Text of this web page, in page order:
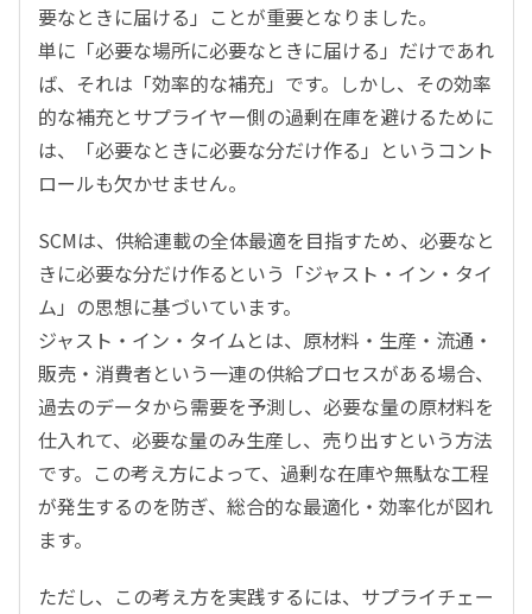
要なときに届ける」ことが重要となりました。
単に「必要な場所に必要なときに届ける」だけであれ
ば、それは「効率的な補充」です。しかし、その効率
的な補充とサプライヤー側の過剰在庫を避けるために
は、「必要なときに必要な分だけ作る」というコント
ロールも欠かせません。
SCMは、供給連載の全体最適を目指すため、必要なと
きに必要な分だけ作るという「ジャスト・イン・タイ
ム」の思想に基づいています。
ジャスト・イン・タイムとは、原材料・生産・流通・
販売・消費者という一連の供給プロセスがある場合、
過去のデータから需要を予測し、必要な量の原材料を
仕入れて、必要な量のみ生産し、売り出すという方法
です。この考え方によって、過剰な在庫や無駄な工程
が発生するのを防ぎ、総合的な最適化・効率化が図れ
ます。
ただし、この考え方を実践するには、サプライチェー